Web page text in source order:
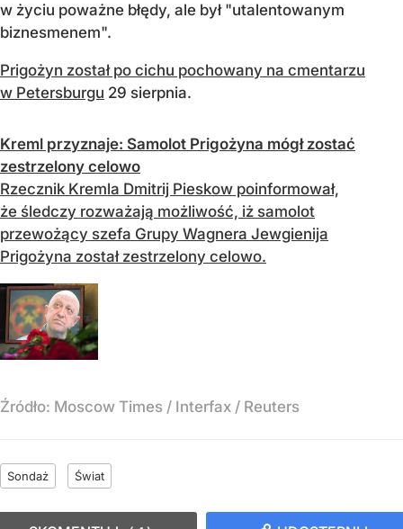
w życiu poważne błędy, ale był "utalentowanym
biznesmenem".
Prigożyn został po cichu pochowany na cmentarzu
w Petersburgu 29 sierpnia.
Kreml przyznaje: Samolot Prigożyna mógł zostać
zestrzelony celowo
Rzecznik Kremla Dmitrij Pieskow poinformował,
że śledczy rozważają możliwość, iż samolot
przewożący szefa Grupy Wagnera Jewgienija
Prigożyna został zestrzelony celowo.
Źródło: Moscow Times / Interfax / Reuters
Sondaż Świat